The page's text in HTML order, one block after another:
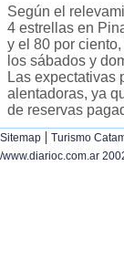
Según el
4 estrellas en
y el 80 por
los sábados y
Las expectativas
alentadoras, ya
de reservas
Sitemap | Turismo
/www.diarioc.com.ar